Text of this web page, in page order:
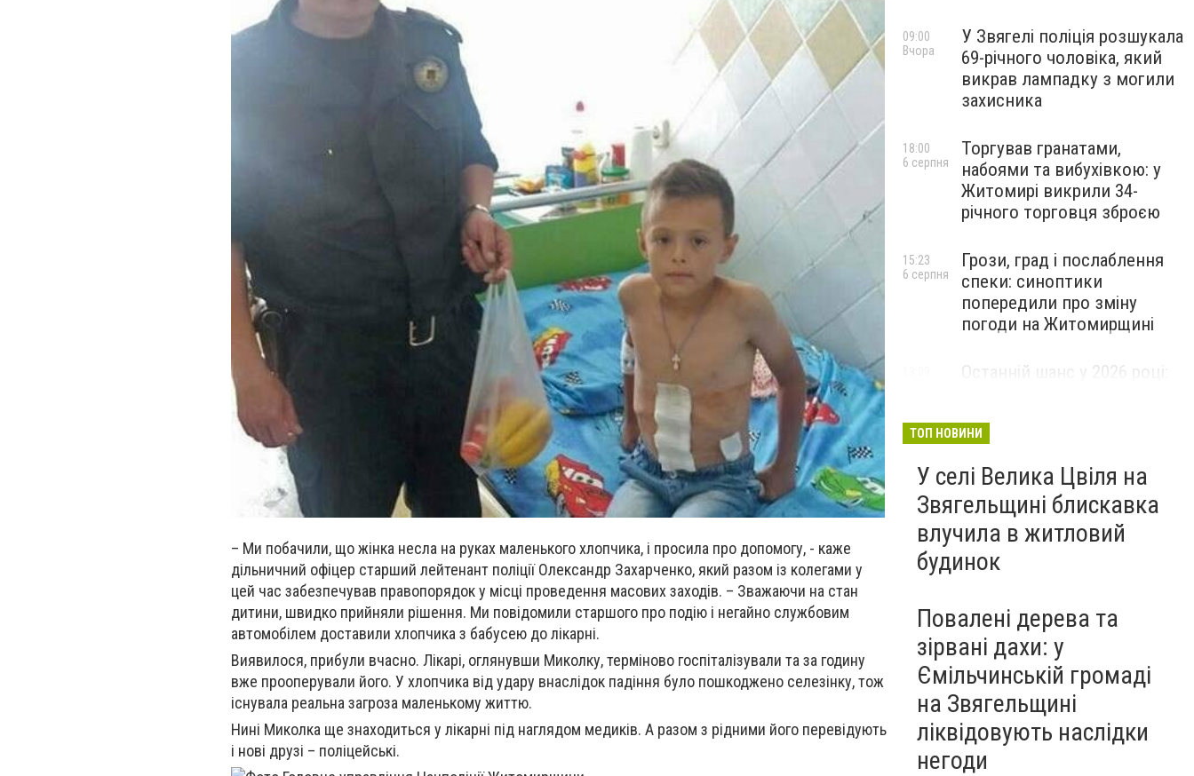
– Ми побачили, що жінка несла на руках маленького хлопчика, і просила про допомогу, - каже
дільничний офіцер старший лейтенант поліції Олександр Захарченко, який разом із колегами у
цей час забезпечував правопорядок у місці проведення масових заходів. – Зважаючи на стан
дитини, швидко прийняли рішення. Ми повідомили старшого про подію і негайно службовим
автомобілем доставили хлопчика з бабусею до лікарні.
Виявилося, прибули вчасно. Лікарі, оглянувши Миколку, терміново госпіталізували та за годину
вже прооперували його. У хлопчика від удару внаслідок падіння було пошкоджено селезінку, тож
існувала реальна загроза маленькому життю.
Нині Миколка ще знаходиться у лікарні під наглядом медиків. А разом з рідними його перевідують
і нові друзі – поліцейські.
У Звягелі поліція розшукала
69-річного чоловіка, який
викрав лампадку з могили
захисника
09:00
Вчора
Торгував гранатами,
набоями та вибухівкою: у
Житомирі викрили 34-
річного торговця зброєю
18:00
6 серпня
Грози, град і послаблення
спеки: синоптики
попередили про зміну
погоди на Житомирщині
15:23
6 серпня
Останній шанс у 2026 році:
майбутніх водійок автобусів
ТОП НОВИНИ
У селі Велика Цвіля на
Звягельщині блискавка
влучила в житловий
будинок
Повалені дерева та
зірвані дахи: у
Ємільчинській громаді
на Звягельщині
ліквідовують наслідки
негоди